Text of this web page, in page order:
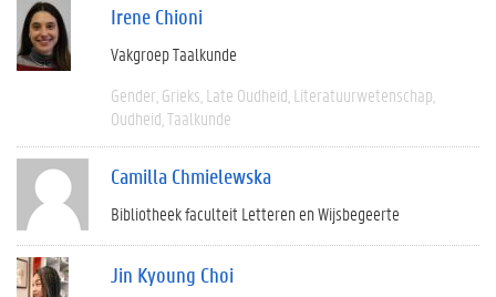
Irene Chioni
Vakgroep Taalkunde
Gender Grieks Late Oudheid Literatuurwetenschap
Oudheid Taalkunde
Camilla Chmielewska
Bibliotheek faculteit Letteren en Wijsbegeerte
Jin Kyoung Choi